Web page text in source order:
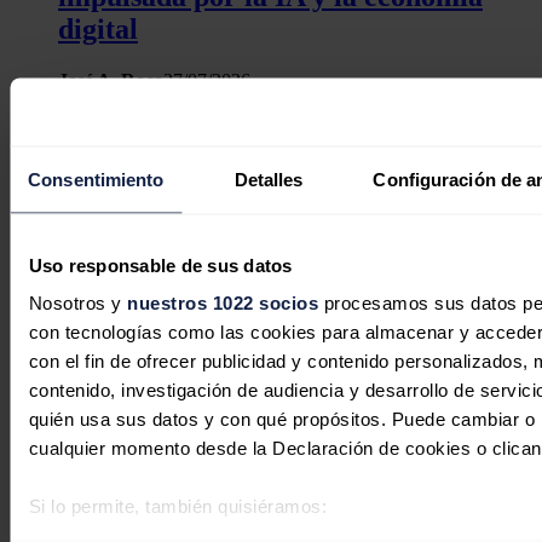
Consentimiento Detalles Configuración de
Uso responsable de sus datos
Nosotros y nuestros 1022 sociosprocesamos sus datos
con tecnologías como las cookies para almacenar y
con el fin de ofrecer publicidad y contenido personalizados,
contenido, investigación de audiencia y desarrollo de
quién usa sus datos y con qué propósitos. Puede cambiar
cualquier momento desde la Declaración de cookies o
Si lo permite, también quisiéramos:
digital
José A. Roca27/07/2026
Europa acelera el despliegue del
hidrógeno verde con 12
megaproyectos en construcción que